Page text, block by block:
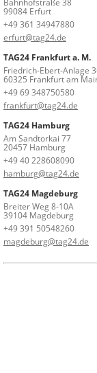
99084 Erfurt
+49 361 34947880
erfurt@tag24.de
TAG24 Frankfurt a. M.
Friedrich-Ebert-Anlage
60325 Frankfurt am
+49 69 348750580
frankfurt@tag24.de
TAG24 Hamburg
Am Sandtorkai 77
20457 Hamburg
+49 40 228608090
hamburg@tag24.de
TAG24 Magdeburg
Breiter Weg 8-10A
39104 Magdeburg
+49 391 50548260
magdeburg@tag24.de